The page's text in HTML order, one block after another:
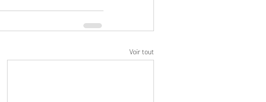
Voir tout